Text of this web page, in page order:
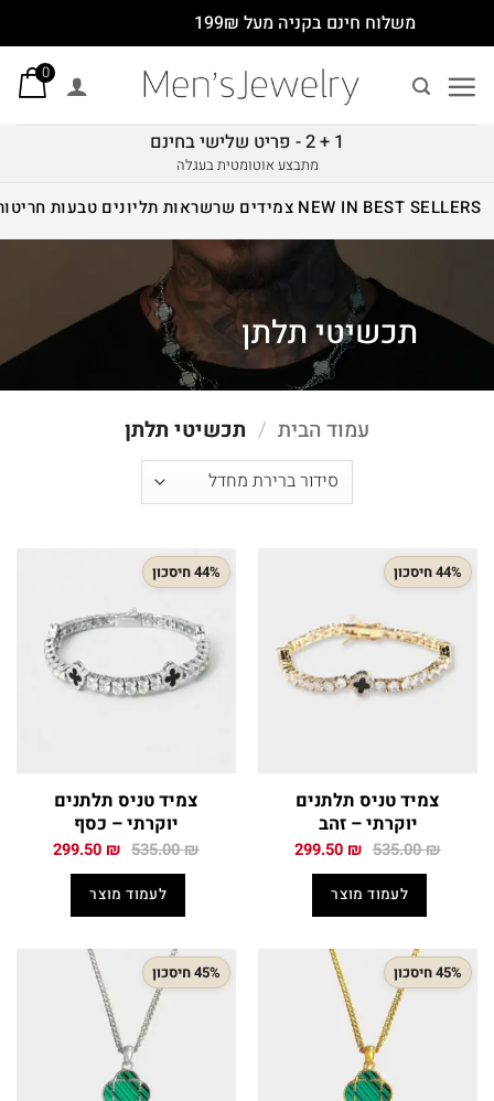
to
content
משלוח חינם בקניה מעל 199₪
0
1 + 2 - פריט שלישי בחינם
מתבצע אוטומטית בעגלה
BEST SELLERS
NEW IN צמידים שרשראות תליונים טבעות
תכשיטי תלתן
עמוד הבית / תכשיטי תלתן
44% חיסכון
צמיד טניס תלתנים
יוקרתי – זהב
535.00₪ המחיר
535.00 ₪.
299.50 ₪ המחיר
לעמוד מוצר
44% חיסכון
צמיד טניס תלתנים
יוקרתי – כסף
535.00₪ המחיר
535.00 ₪.
299.50 ₪ המחיר
לעמוד מוצר
45% חיסכון 45% חיסכון